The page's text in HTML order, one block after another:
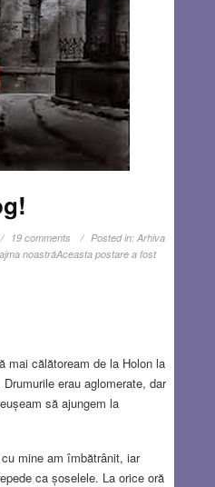
19 comments Posted in: Arhiva
noastrăAceasta postare a fost
mai călătoream de la Holon la
erau aglomerate, dar
să ajungem la
mine am îmbătrânit, iar
ca șoselele. La orice oră